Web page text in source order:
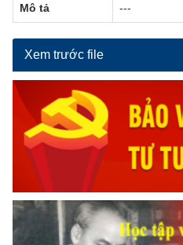
Mô tả ---
Xem trước file